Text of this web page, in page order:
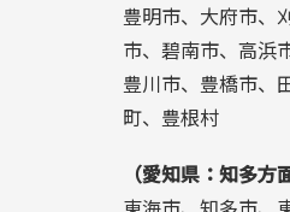
豊明市、大府市、
市、碧南市、高浜
豊川市、豊橋市、
町、豊根村
（愛知県：知多方